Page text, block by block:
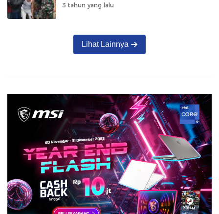
3 tahun yang lalu
Lihat Lainnya